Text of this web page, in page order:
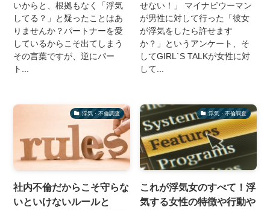
いからと、根拠もなく「浮気
してる？」と疑ったことはあ
りませんか？パートナーを愛
しているからこそ出てしまう
その言葉ですが、逆にパー
ト...
せない！」 マイナビウーマン
が男性に対して行った「彼女
が浮気をしたら許せます
か？」というアンケート、そ
してGIRL`S TALKが女性に対
して...
浮気・不倫調査
社内不倫だからこそ守らな
いといけないルールと
浮気・不倫調査
これが浮気女のすべて！浮
気する女性の特徴や行動や